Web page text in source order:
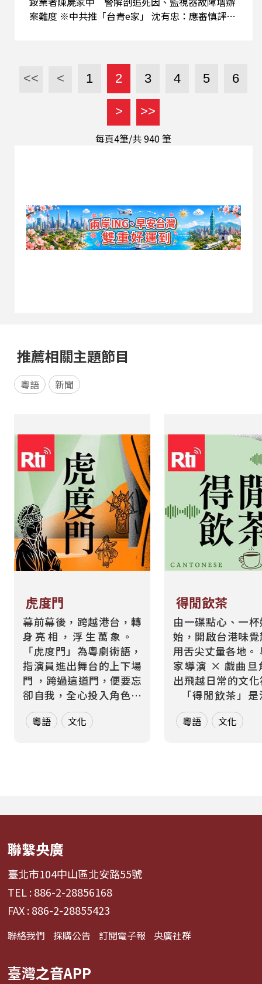
案難度 ※中共推「台青e家」 沈有忠：應審慎評估
<< < 1 2 3 4 5 6
> >>
每頁4筆/共940筆
推薦相關主題節目
粵語 新聞
虎度門
幕前幕後，跨越港台，轉
身亮相，浮生萬象。
「虎度門」為粵劇術語，
指演員進出舞台的上下場
門 ，跨過這道門，便要忘
卻自我，全心投入角色。
而在現實生活中，每個人
也都在跨越那道屬於自己
粵語 文化
得閒飲茶
由一碟點心、一
始，開啟台港味
用舌尖丈量各地。 粵菜世
家導演 × 戲曲旦
出飛越日常的文
交中最溫暖的問
著裊裊茶香，開
家...
粵語 文化
聯繫央廣
臺北市104中山區北安路55號
TEL : 886-2-28856168
FAX : 886-2-28855423
聯絡我們 採購公告 訂閱電子報 央廣社群
臺灣之音APP